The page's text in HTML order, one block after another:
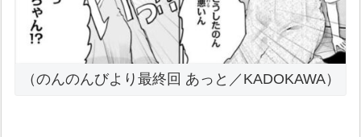
（のんのんびより最終回 あっと／KADOKAWA）